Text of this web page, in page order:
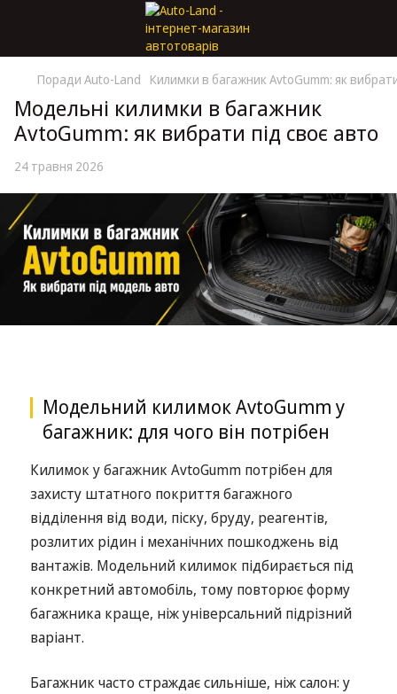
Поради Auto-Land Килимки в багажник AvtoGumm: як
Модельні килимки в багажник
AvtoGumm: як вибрати під своє авто
24 травня 2026
Модельний килимок AvtoGumm у
багажник: для чого він потрібен
Килимок у багажник AvtoGumm потрібен для
захисту штатного покриття багажного
відділення від води, піску, бруду, реагентів,
розлитих рідин і механічних пошкоджень від
вантажів. Модельний килимок підбирається під
конкретний автомобіль, тому повторює форму
багажника краще, ніж універсальний підрізний
варіант.
Багажник часто страждає сильніше, ніж салон: у